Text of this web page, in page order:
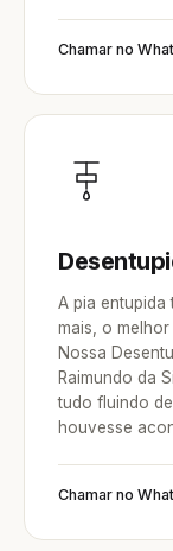
Chamar no
A pia
mais, o
Nossa
Raimundo da
tudo fluindo
houvesse
Chamar no